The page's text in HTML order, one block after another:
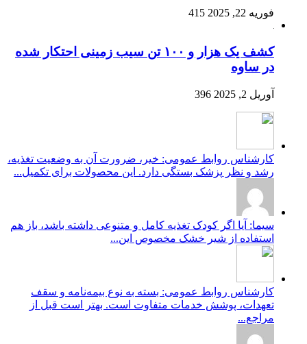
فوریه 22, 2025 415
کشف یک هزار و ۱۰۰ تن سیب زمینی احتکار شده
در ساوه
آوریل 2, 2025 396
کارشناس روابط عمومی: خیر، ضرورت آن به وضعیت تغذیه،
رشد و نظر پزشک بستگی دارد. این محصولات برای تکمیل...
سیما: آیا اگر کودک تغذیه کامل و متنوعی داشته باشد، باز هم
استفاده از شیر خشک مخصوص این...
کارشناس روابط عمومی: بسته به نوع بیمه‌نامه و سقف
تعهدات، پوشش خدمات متفاوت است. بهتر است قبل از
مراجع...